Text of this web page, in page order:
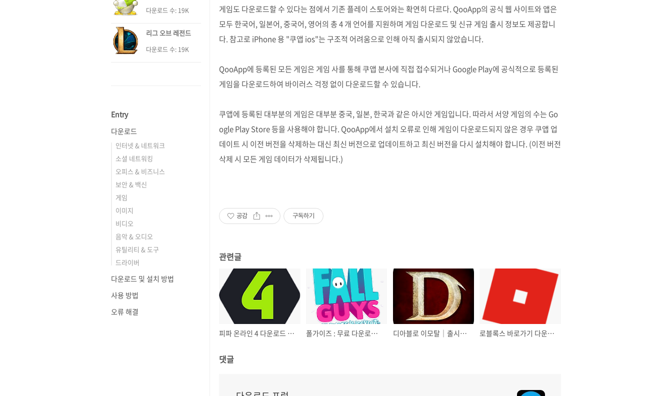
게임도 다운로드할 수 있다는 점에서 기존 플레이 스토어와는 확연히 다르다. QooApp의 공식 웹 사이트와 앱은
모두 한국어, 일본어, 중국어, 영어의 총 4 개 언어를 지원하며 게임 다운로드 및 신규 게임 출시 정보도 제공합니
다. 참고로 iPhone 용 "쿠앱 ios"는 구조적 어려움으로 인해 아직 출시되지 않았습니다.
QooApp에 등록된 모든 게임은 게임 사를 통해 쿠앱 본사에 직접 접수되거나 Google Play에 공식적으로 등록된
게임을 다운로드하여 바이러스 걱정 없이 다운로드할 수 있습니다.
쿠앱에 등록된 대부분의 게임은 대부분 중국, 일본, 한국과 같은 아시안 게임입니다. 따라서 서양 게임의 수는 Go
ogle Play Store 등을 사용해야 합니다. QooApp에서 설치 오류로 인해 게임이 다운로드되지 않은 경우 쿠앱 업
데이트 시 이전 버전을 삭제하는 대신 최신 버전으로 업데이트하고 최신 버전을 다시 설치해야 합니다. (이전 버전
삭제 시 모든 게임 데이터가 삭제됩니다.)
공감 구독하기
관련글
피파 온라인 4 다운로드 - NEXON 폴가이즈 : 무료 다운로드 - Season 1 디아블로 이모탈｜출시일 및 PC 다운로드 로블록스 바로가기 다운로드 및 설치｜ROBLOX
댓글
다운로드 수: 19K
리그 오브 레전드
다운로드 수: 19K
Entry
다운로드
인터넷 & 네트워크
소셜 네트워킹
오피스 & 비즈니스
보안 & 백신
게임
이미지
비디오
음악 & 오디오
유틸리티 & 도구
드라이버
다운로드 및 설치 방법
사용 방법
오류 해결